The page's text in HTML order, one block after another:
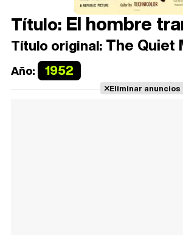
Título: El hombre
Título original: The Quiet
Año: 1952
Eliminar anuncios